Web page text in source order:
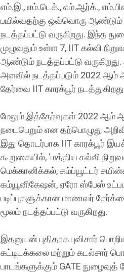
எம்.இ., எம்.டெக்., எம்.ஆர்க்.,
பயில்வதற்கு ஒவ்வொரு ஆண்டும்
நடத்தப்பட்டு வருகிறது. இந்த
முழுவதும் உள்ள 7, IIT கல்வி
ஆண்டும் நடத்தப்பட்டு
அளவில் நடத்தப்படும் 2022 ஆம்
தேர்வை IIT காரக்பூர்
மேலும் இத்தேர்வுகள் 2022 ஆம்
நடைபெறும் என தற்பொழுது
இது தொடர்பாக IIT காரக்பூர்
கூறுகையில், ‘மத்திய கல்வி
மெக்கானிக்கல், கம்ப்யூட்டர்
கம்யூனிகேஷன், ஏரோ ஸ்பேஸ்
படிப்புகளுக்கான மாணவர்
மூலம் நடத்தப்பட்டு வருகிறது.
இதனுடன் புதிதாக புவிசார்
கட்டிடக்கலை மற்றும் கடல்சார்
பாடங்களுக்கும் GATE